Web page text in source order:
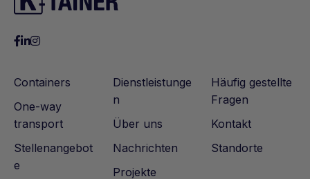
Containers
One-way
transport
Stellenangebot
e
Dienstleistunge
n
Über uns
Nachrichten
Projekte
Häufig gestellte
Fragen
Kontakt
Standorte